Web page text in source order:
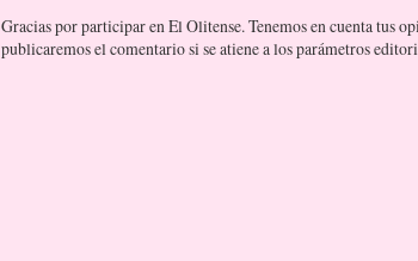
Gracias por participar en El Olitense. Tenemos en cuenta tus
publicaremos el comentario si se atiene a los parámetros